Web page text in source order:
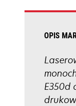
OPIS
E350d